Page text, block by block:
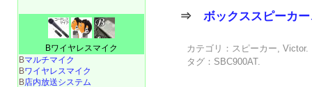
⇒ボックススピーカ
カテゴリ： スピーカー,Victor.
タグ： SBC900AT.
Bワイヤレスマイク
Bマルチマイク
Bワイヤレスマイク
B店内放送システム